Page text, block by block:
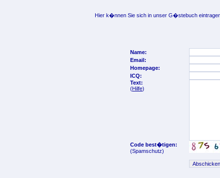
Hier k�nnen Sie sich in unser G�stebuch
Name:
Email:
Homepage:
ICQ:
Text:
(Hilfe)
Code best�tigen:
(Spamschutz)